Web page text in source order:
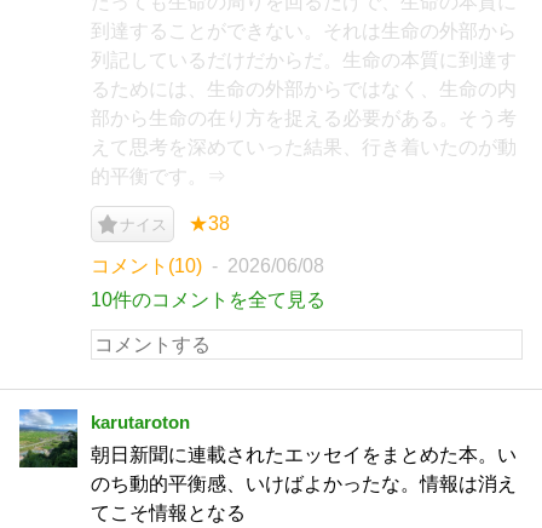
到達することができない。それは生命の外部から
列記しているだけだからだ。生命の本質に到達す
るためには、生命の外部からではなく、生命の内
部から生命の在り方を捉える必要がある。そう考
えて思考を深めていった結果、行き着いたのが動
的平衡です。⇒
ナイス ★38
コメント(10)
2026/06/08
10件のコメントを全て見る
karutaroton
朝日新聞に連載されたエッセイをまとめた本。い
のち動的平衡感、いけばよかったな。情報は消え
てこそ情報となる